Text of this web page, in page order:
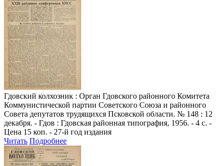
Гдовский колхозник : Орган Гдовского районного Комитета
Коммунистической партии Советского Союза и районного
Совета депутатов трудящихся Псковской области. № 148 : 12
декабря. - Гдов : Гдовская районная типография, 1956. - 4 с. -
Цена 15 коп. - 27-й год издания
Читать Подробнее